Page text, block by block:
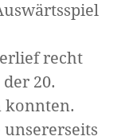
recht
20.
konnten.